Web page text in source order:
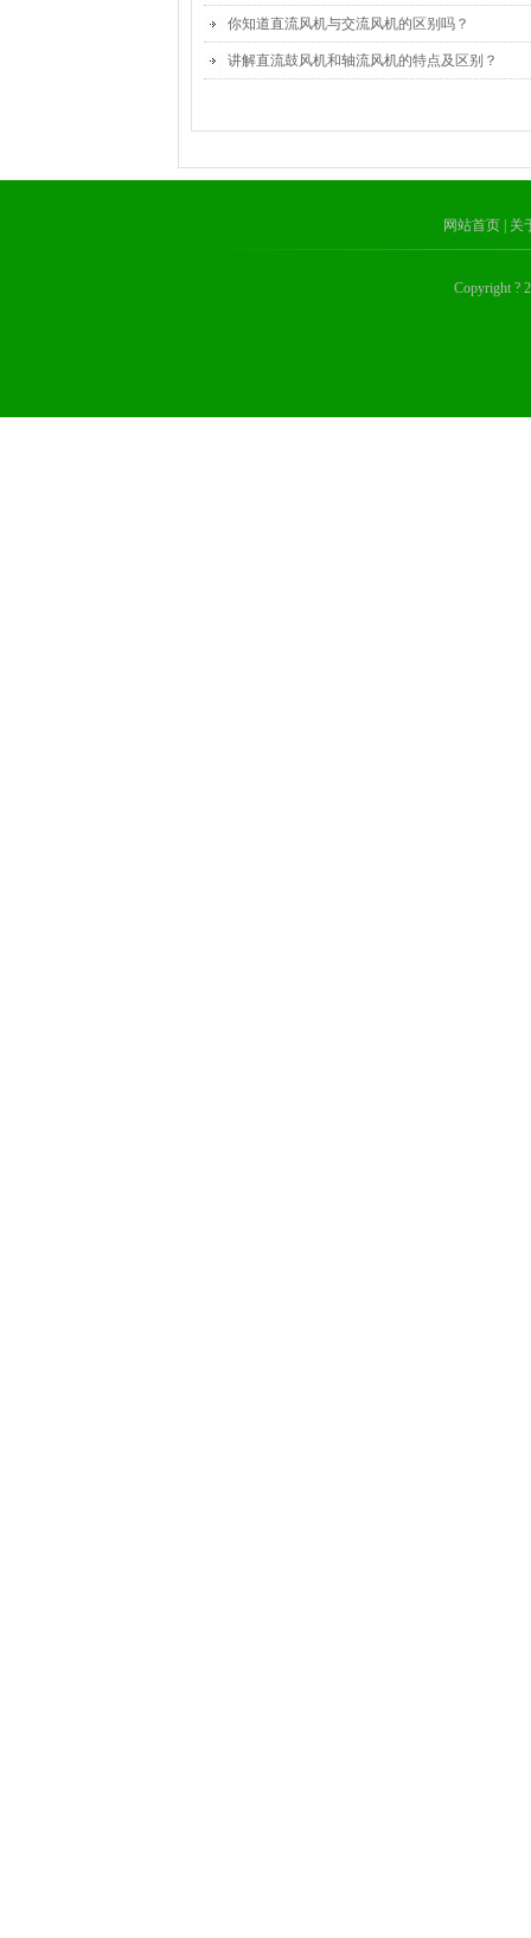
你知道直流风机与交流风机的区别吗？
讲解直流鼓风机和轴流风机的特点及区别？
网站首页 |
Copyright ?